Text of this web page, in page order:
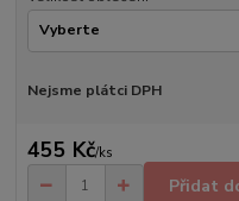
Nejsme plátci DPH
455 Kč/ks
Přidat